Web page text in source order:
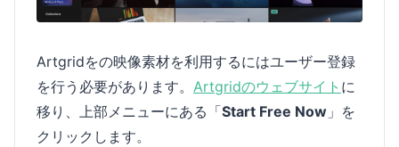
Artgridをの映像素材を利用するにはユーザー登録
を行う必要があります。 Artgridのウェブサイト に
移り、上部メニューにある「Start Free Now 」を
クリックします。